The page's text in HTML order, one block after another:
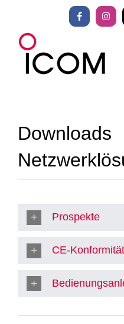
springen
Facebook
Downloads
Prospekte
CE-